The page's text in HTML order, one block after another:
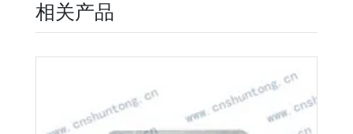
相关产品